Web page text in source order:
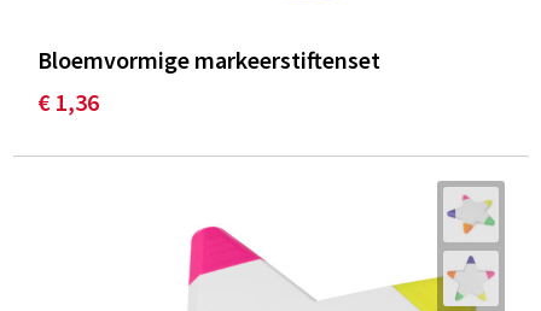
Bloemvormige markeerstiftenset
€ 1,36